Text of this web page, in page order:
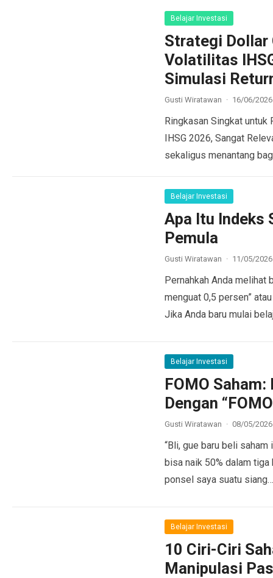
Belajar Investasi
Strategi Dollar
Volatilitas
Simulasi
Gusti Wiratawan · 16/06/2026
Ringkasan Singkat
IHSG 2026, Sangat
sekaligus menantang
Belajar Investasi
Apa Itu Indeks
Pemula
Gusti Wiratawan · 11/05/2026
Pernahkah Anda melihat
menguat 0,5 persen”
Jika Anda baru mulai
Belajar Investasi
FOMO
Dengan
Gusti Wiratawan · 08/05/2026
“Bli, gue baru beli
bisa naik 50% dalam tiga
ponsel saya suatu
Belajar Investasi
10 Ciri-Ciri
Manipulasi